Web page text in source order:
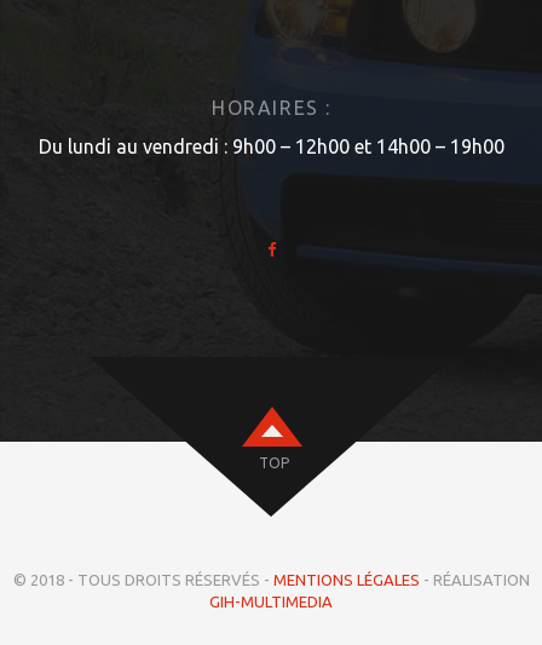
HORAIRES :
Du lundi au vendredi : 9h00 – 12h00 et 14h00 – 19h00
TOP
© 2018 - TOUS DROITS RÉSERVÉS - MENTIONS LÉGALES - RÉALISATION
GIH-MULTIMEDIA